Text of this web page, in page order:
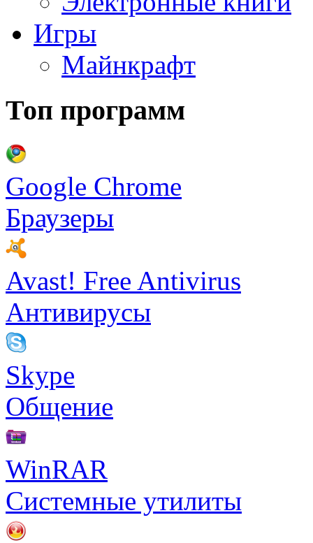
Игры
Майнкрафт
Топ программ
Google Chrome
Браузеры
Avast! Free Antivirus
Антивирусы
Skype
Общение
WinRAR
Системные утилиты